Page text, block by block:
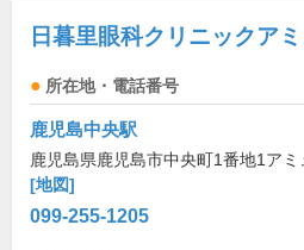
日暮里眼科クリニックア
所在地・電話番号
鹿児島中央駅
鹿児島県鹿児島市中央町1番地1ア
[地図]
099-255-1205